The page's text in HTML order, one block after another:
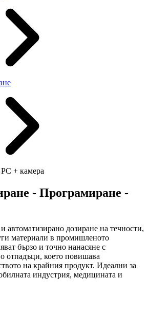
+ камера
- Програмиране -
автоматизирано дозиране на течности,
материали в промишленото
бързо и точно нанасяне с
отпадъци, което повишава
на крайния продукт. Идеални за
индустрия, медицината и